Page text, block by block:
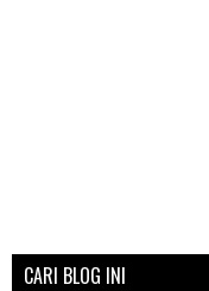
CARI BLOG INI